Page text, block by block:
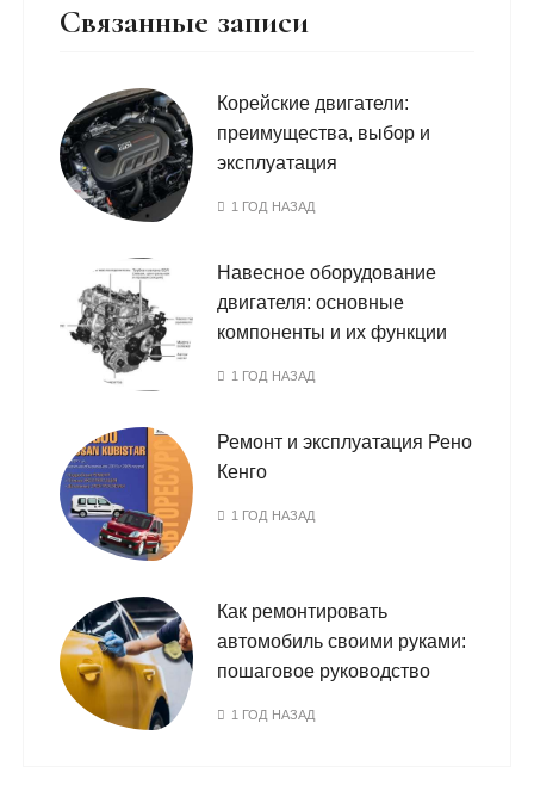
Связанные записи
Корейские двигатели:
преимущества, выбор и
эксплуатация
1 ГОД НАЗАД
Навесное оборудование
двигателя: основные
компоненты и их функции
1 ГОД НАЗАД
Ремонт и эксплуатация Рено
Кенго
1 ГОД НАЗАД
Как ремонтировать
автомобиль своими руками:
пошаговое руководство
1 ГОД НАЗАД